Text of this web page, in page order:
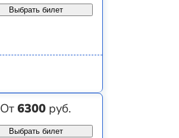
Выбрать билет
От6300 руб.
Выбрать билет